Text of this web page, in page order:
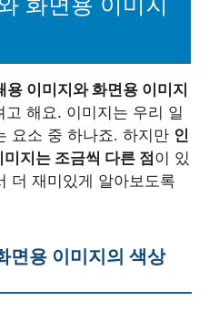
용 이미지와 화면용 이미지
고 해요. 이미지는 우리 일
요소 중 하나죠. 하지만 인
지는 조금씩 다른 점이 있
더 재미있게 알아보도록
면용 이미지의 색상